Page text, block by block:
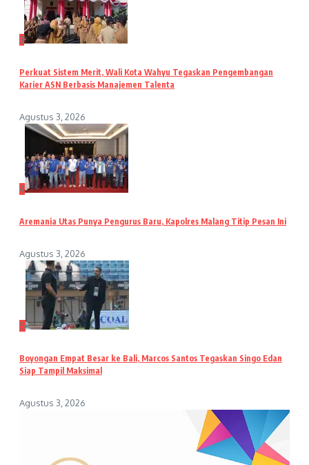
3
Perkuat Sistem Merit, Wali Kota Wahyu Tegaskan Pengembangan
Karier ASN Berbasis Manajemen Talenta
Agustus 3, 2026
4
Aremania Utas Punya Pengurus Baru, Kapolres Malang Titip Pesan Ini
Agustus 3, 2026
5
Boyongan Empat Besar ke Bali, Marcos Santos Tegaskan Singo Edan
Siap Tampil Maksimal
Agustus 3, 2026